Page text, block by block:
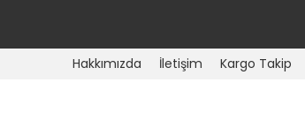
Hakkımızda İletişim Kargo Takip